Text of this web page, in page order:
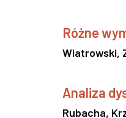
Różne
Wiatrowski,
Analiza
Rubacha,